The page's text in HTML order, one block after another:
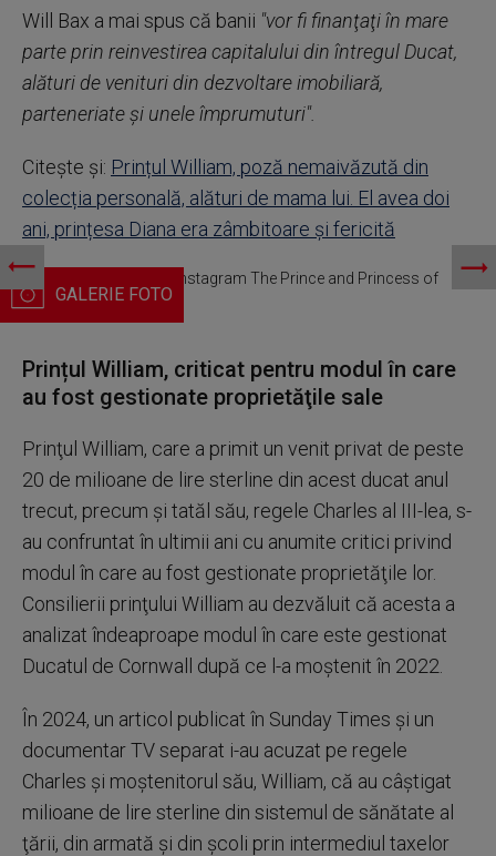
Will Bax a mai spus că banii "vor fi finanţaţi în mare
parte prin reinvestirea capitalului din întregul Ducat,
alături de venituri din dezvoltare imobiliară,
parteneriate şi unele împrumuturi".
Citește și: Prințul William, poză nemaivăzută din
colecția personală, alături de mama lui. El avea doi
ani, prințesa Diana era zâmbitoare și fericită
Prințul William / Foto: Instagram The Prince and Princess of
Wales
Prințul William, criticat pentru modul în care
au fost gestionate proprietăţile sale
Prinţul William, care a primit un venit privat de peste
20 de milioane de lire sterline din acest ducat anul
trecut, precum şi tatăl său, regele Charles al III-lea, s-
au confruntat în ultimii ani cu anumite critici privind
modul în care au fost gestionate proprietăţile lor.
Consilierii prinţului William au dezvăluit că acesta a
analizat îndeaproape modul în care este gestionat
Ducatul de Cornwall după ce l-a moştenit în 2022.
În 2024, un articol publicat în Sunday Times şi un
documentar TV separat i-au acuzat pe regele
Charles şi moştenitorul său, William, că au câştigat
milioane de lire sterline din sistemul de sănătate al
ţării, din armată şi din şcoli prin intermediul taxelor